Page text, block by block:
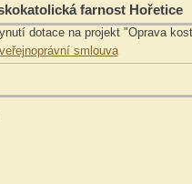
farnost Hořetice
dotace na projekt "Oprava
veřejnoprávní smlouva